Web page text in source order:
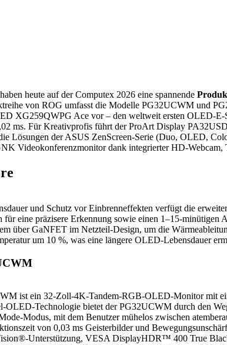
haben heute auf der Computex 2026 eine spannende
von ROG umfasst die Modelle PG32UCWM und
XG259QWPG Ace vor – den weltweit ersten OLED-
ms. Für Kreativprofis führt der ProArt Display
Lösungen der ASUS ZenScreen-Serie (Duo, OLED,
Videokonferenzmonitor dank integrierter HD-
und Schutz vor Einbrenneffekten verfügt die
für eine präzisere Erkennung sowie einen 1–15-
über GaNFET im Netzteil-Design, um die
um 10 %, was eine längere OLED-Lebensdauer
ist ein 32-Zoll-4K-Tandem-RGB-OLED-Monitor mit
OLED-Technologie bietet der PG32UCWM durch den
Modus, mit dem Benutzer mühelos zwischen
von 0,03 ms Geisterbilder und
Unterstützung, VESA DisplayHDR™ 400 True